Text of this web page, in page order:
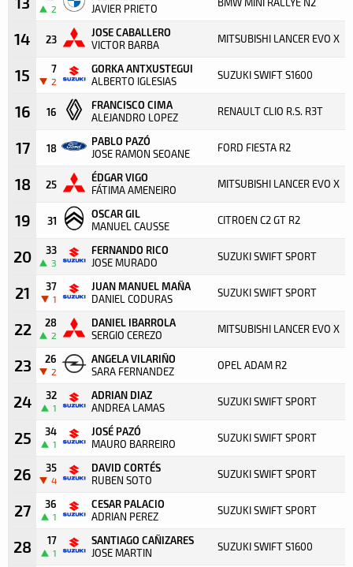
2 JAVIER PRIETO
14 23
JOSE CABALLERO
VICTOR BARBA MITSUBISHI LANCER EVO X
15 7
2
GORKA ANTXUSTEGUI
ALBERTO IGLESIAS SUZUKI SWIFT S1600
16 16
FRANCISCO CIMA
ALEJANDRO LOPEZ RENAULT CLIO R.S. R3T
17 18
PABLO PAZÓ
JOSE RAMON SEOANE FORD FIESTA R2
18 25
ÉDGAR VIGO
FÁTIMA AMENEIRO MITSUBISHI LANCER EVO X
19 31
OSCAR GIL
MANUEL CAUSSE CITROEN C2 GT R2
20 33
3
FERNANDO RICO
JOSE MURADO SUZUKI SWIFT SPORT
21 37
1
JUAN MANUEL MAÑA
DANIEL CODURAS SUZUKI SWIFT SPORT
22 28
2
DANIEL IBARROLA
SERGIO CEREZO MITSUBISHI LANCER EVO X
23 26
2
ANGELA VILARIÑO
SARA FERNANDEZ OPEL ADAM R2
24 32
1
ADRIAN DIAZ
ANDREA LAMAS SUZUKI SWIFT SPORT
25 34
1
JOSÉ PAZÓ
MAURO BARREIRO SUZUKI SWIFT SPORT
26 35
4
DAVID CORTÉS
RUBEN SOTO SUZUKI SWIFT SPORT
27 36
1
CESAR PALACIO
ADRIAN PEREZ SUZUKI SWIFT SPORT
28 17
1
SANTIAGO CAÑIZARES
JOSE MARTIN SUZUKI SWIFT S1600